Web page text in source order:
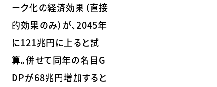
ーク化の経済効果（直接
的効果のみ）が、2045年
に121兆円に上ると試
算。併せて同年の名目G
DPが68兆円増加すると